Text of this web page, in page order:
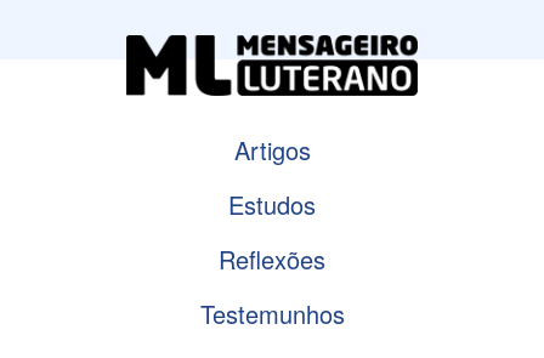
Artigos
Estudos
Reflexões
Testemunhos